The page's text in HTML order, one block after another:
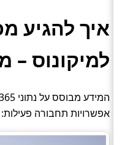
איך להגיע
למיקונוס –
אפשרויות תחבורה